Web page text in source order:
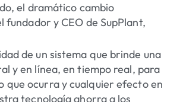
el dramático cambio
fundador y CEO de SupPlant,
de un sistema que brinde una
y en línea, en tiempo real, para
que ocurra y cualquier efecto en
tecnología ahorra a los